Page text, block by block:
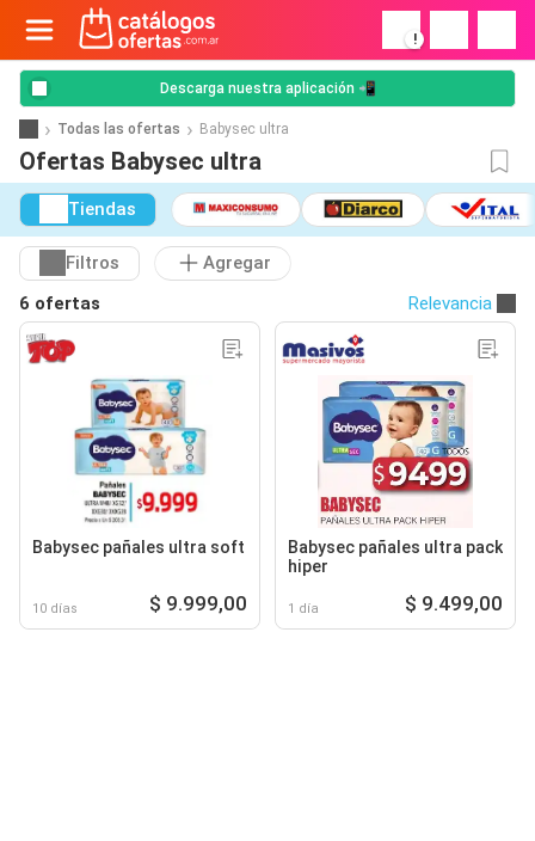
!
Descarga nuestra aplicación 📲
Todas las ofertas Babysec ultra
Ofertas Babysec ultra
Tiendas
Filtros
Agregar
6 ofertas
Relevancia
Babysec pañales ultra soft
10 días $ 9.999,00
Babysec pañales ultra pack
hiper
1 día $ 9.499,00